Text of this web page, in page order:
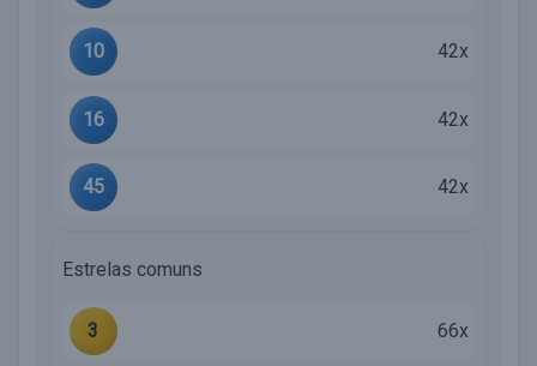
10 42x
16 42x
45 42x
Estrelas comuns
3 66x